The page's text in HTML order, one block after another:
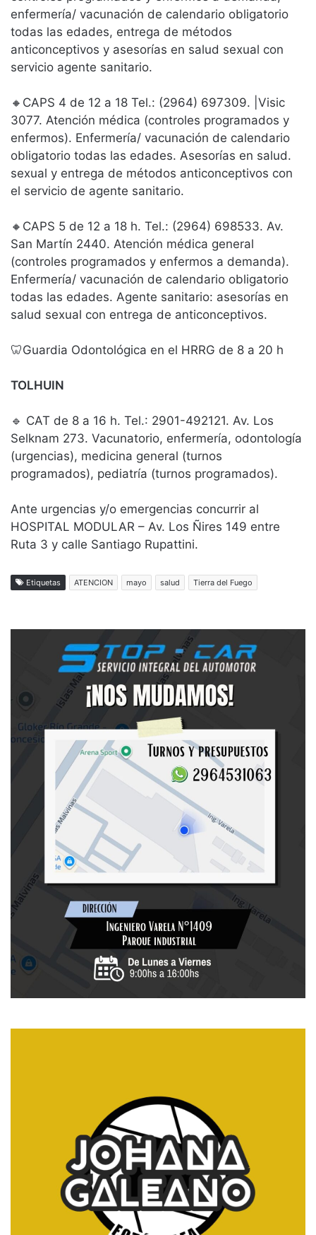
enfermería/ vacunación de calendario obligatorio
todas las edades, entrega de métodos
anticonceptivos y asesorías en salud sexual con
servicio agente sanitario.
🔸CAPS 4 de 12 a 18 Tel.: (2964) 697309. |Visic
3077. Atención médica (controles programados y
enfermos). Enfermería/ vacunación de calendario
obligatorio todas las edades. Asesorías en salud.
sexual y entrega de métodos anticonceptivos con
el servicio de agente sanitario.
🔸CAPS 5 de 12 a 18 h. Tel.: (2964) 698533. Av.
San Martín 2440. Atención médica general
(controles programados y enfermos a demanda).
Enfermería/ vacunación de calendario obligatorio
todas las edades. Agente sanitario: asesorías en
salud sexual con entrega de anticonceptivos.
🦷Guardia Odontológica en el HRRG de 8 a 20 h
TOLHUIN
🔹 CAT de 8 a 16 h. Tel.: 2901-492121. Av. Los
Selknam 273. Vacunatorio, enfermería, odontología
(urgencias), medicina general (turnos
programados), pediatría (turnos programados).
Ante urgencias y/o emergencias concurrir al
HOSPITAL MODULAR – Av. Los Ñires 149 entre
Ruta 3 y calle Santiago Rupattini.
Etiquetas ATENCION mayo salud Tierra del Fuego